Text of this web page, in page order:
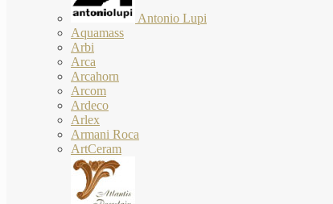
Antonio Lupi
Aquamass
Arbi
Arca
Arcahorn
Arcom
Ardeco
Arlex
Armani Roca
ArtCeram